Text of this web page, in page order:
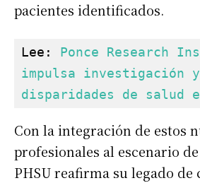
pacientes identificados.
Lee: Ponce Research
impulsa investigación y
disparidades de salud
Con la integración de estos
profesionales al escenario
PHSU reafirma su legado de